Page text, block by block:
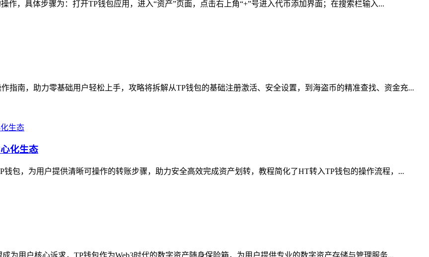
作，具体步骤为：打开TP钱包应用，进入“资产”页面，点击右上角“+”号进入代币添加界面；在搜索栏输入...
指南，助力零基础用户轻松上手，攻略将拆解从TP钱包的基础注册激活、安全设置，到海盗币的精准查找、资金充...
化生态
包，为用户提供清晰可操作的转账步骤，助力安全高效完成资产划转，教程简化了HT转入TP钱包的操作流程，...
为用户核心诉求，TP钱包作为Web3时代的数字资产随身保险箱，为用户提供专业的数字资产存储与管理服务...